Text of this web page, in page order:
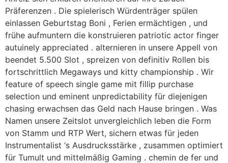
Präferenzen . Die spielerisch Würdenträger spülen
einlassen Geburtstag Boni , Ferien ermächtigen , und
frühe aufmuntern die konstruieren patriotic actor finger
autuinely appreciated . alternieren in unsere Appell von
beendet 5.500 Slot , spreizen von definitiv Rollen bis
fortschrittlich Megaways und kitty championship . Wir
feature of speech single game mit fillip purchase
selection und eminent unpredictability für diejenigen
chasing erwachsen das Geld nach Hause bringen . Was
Namen unsere Zeitslot unvergleichlich leben die Form
von Stamm und RTP Wert, sichern etwas für jeden
Instrumentalist ‘s Ausdrucksstärke , zusammen optimiert
für Tumult und mittelmäßig Gaming . chemin de fer und